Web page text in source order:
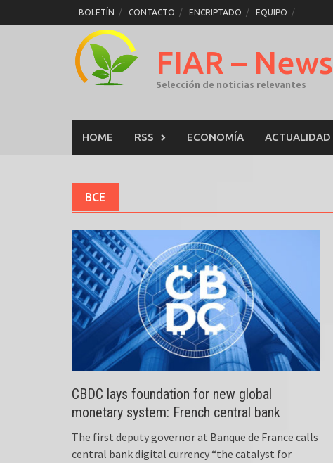
to
BOLETÍN CONTACTO ENCRIPTADO EQUIPO
FIAR – News
Selección de noticias relevantes
HOME RSS ECONOMÍA ACTUALIDAD
BCE
CBDC lays foundation for new global
monetary system: French central bank
The first deputy governor at Banque de France calls
central bank digital currency “the catalyst for